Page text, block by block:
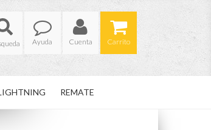
Ayuda
Cuenta Carrito
REMATE